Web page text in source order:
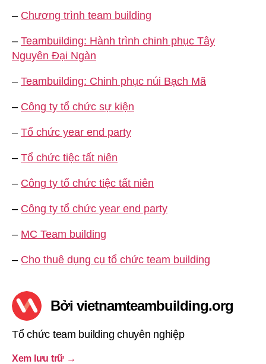
– Chương trình team building
– Teambuilding: Hành trình chinh phục Tây
Nguyên Đại Ngàn
– Teambuilding: Chinh phục núi Bạch Mã
– Công ty tổ chức sự kiện
– Tổ chức year end party
– Tổ chức tiệc tất niên
– Công ty tổ chức tiệc tất niên
– Công ty tổ chức year end party
– MC Team building
– Cho thuê dụng cụ tổ chức team building
Bởi vietnamteambuilding.org
Tổ chức team building chuyên nghiệp
Xem lưu trữ →